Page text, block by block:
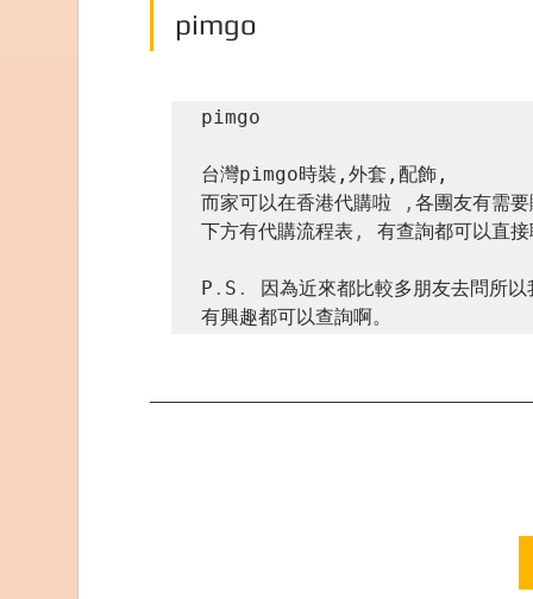
pimgo
pimgo
台灣pimgo時裝,外套,配飾,
而家可以在香港代購啦
, 各團友有需
下方有代購流程表 , 有查詢都可以直
P . S .
因為近來都比較多朋友去問所